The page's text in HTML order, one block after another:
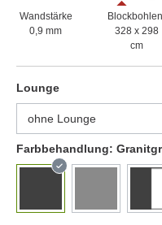
Wandstärke
0,9 mm
328 x 298
cm
Lounge
Farbbehandlung: